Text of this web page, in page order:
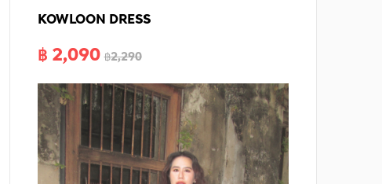
KOWLOON DRESS
฿ 2,090 ฿2,290